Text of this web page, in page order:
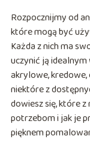
Rozpocznijmy od
które mogą być
Każda z nich ma
uczynić ją
akrylowe,
niektóre z
dowiesz się, które
potrzebom i jak je
pięknem